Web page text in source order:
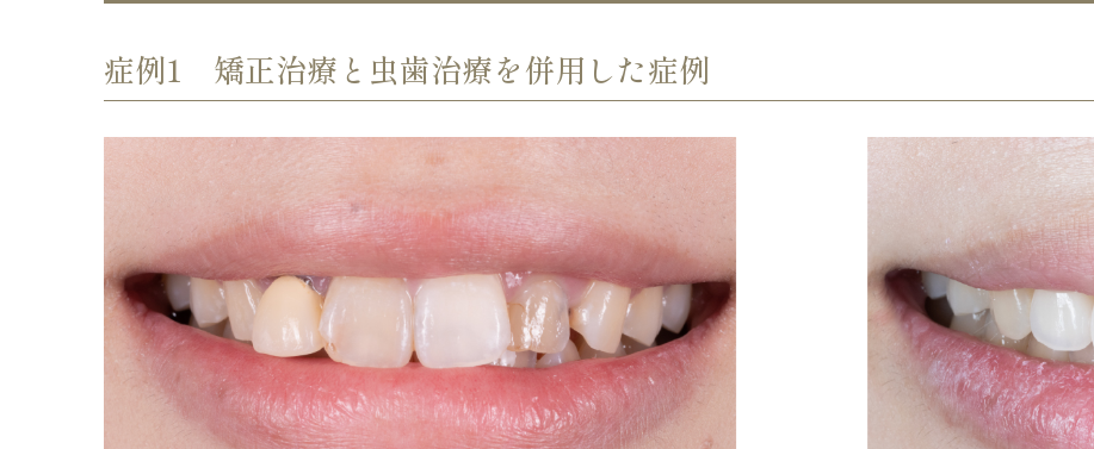
症例1 矯正治療と虫歯治療を併用した症例